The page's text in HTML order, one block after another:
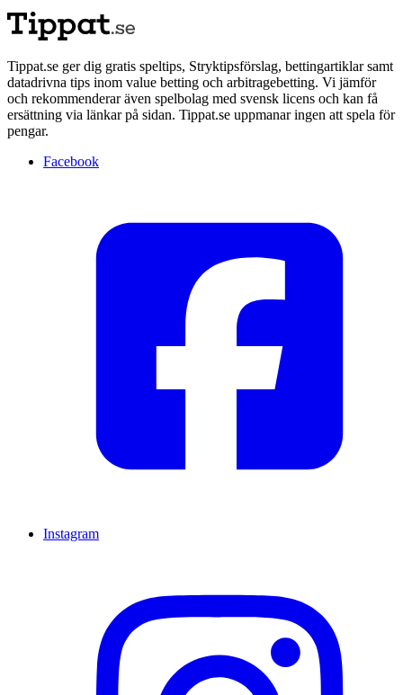
Tippat.se ger dig gratis speltips, Stryktipsförslag, bettingartiklar samt
datadrivna tips inom value betting och arbitragebetting. Vi jämför
och rekommenderar även spelbolag med svensk licens och kan få
ersättning via länkar på sidan. Tippat.se uppmanar ingen att spela för
pengar.
Facebook
Instagram